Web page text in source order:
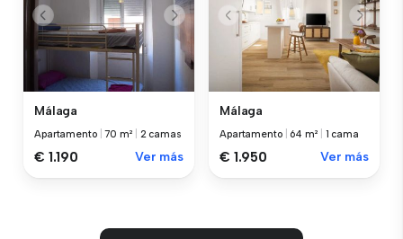
Málaga
Apartamento |70 m² 2 camas
€ 1.190 Ver más
Málaga
Apartamento 64 m² 1 cama
€ 1.950 Ver más